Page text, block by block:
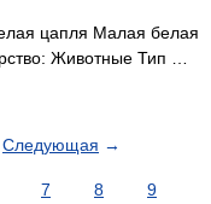
цапля Малая белая
Животные Тип …
Следующая →
7 8
9